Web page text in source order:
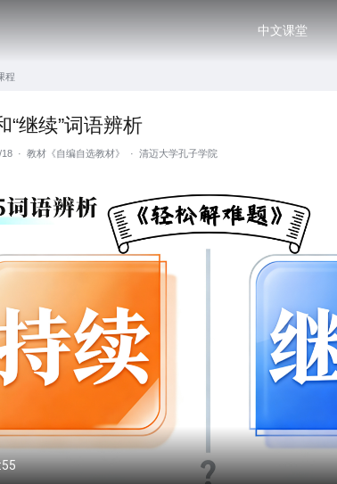
中文课堂
程
“继续”词语辨析
18 · 教材《自编自选教材》 · 清迈大学孔子学院